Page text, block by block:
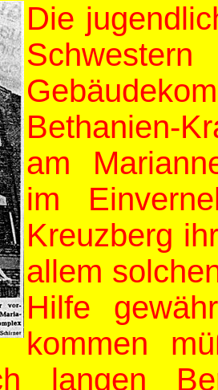
Die
Bethanien-
am
im
Kreuzberg
allem
Hilfe
kommen
langen